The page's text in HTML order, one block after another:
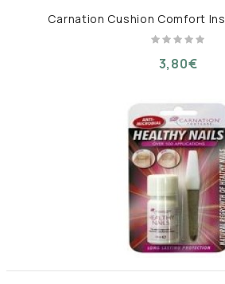
Carnation Cushion Comfort
3,80€